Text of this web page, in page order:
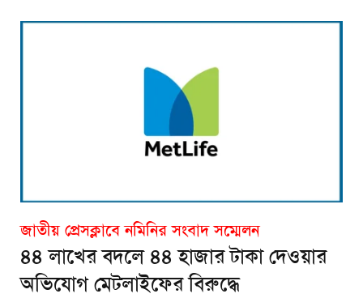
জাতীয় প্রেসক্লাবে নমিনির সংবাদ সম্মেলন
৪৪ লাখের বদলে ৪৪ হাজার টাকা দেওয়ার
অভিযোগ মেটলাইফের বিরুদ্ধে